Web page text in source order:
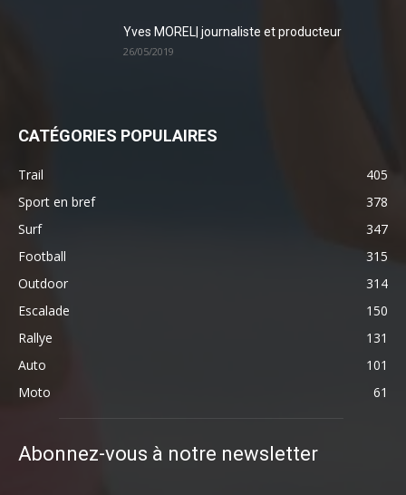
Yves MOREL| journaliste et producteur
26/05/2019
CATÉGORIES POPULAIRES
Trail
405
Sport en bref
378
Surf
347
Football
315
Outdoor
314
Escalade
150
Rallye
131
Auto
101
Moto
61
Abonnez-vous à notre newsletter